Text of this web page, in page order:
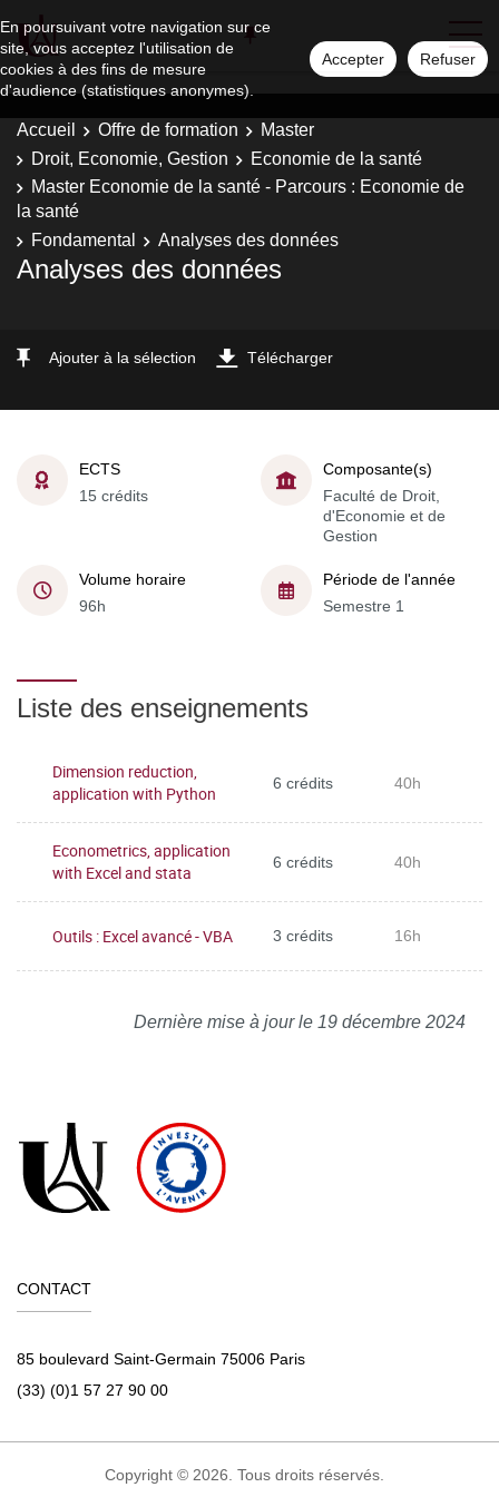
En poursuivant votre navigation sur ce
site, vous acceptez l'utilisation de
cookies à des fins de mesure
d'audience (statistiques anonymes).
Accepter Refuser
Accueil Offre de formation
Master
Droit, Economie, Gestion
Economie de la santé
Master Economie de la santé - Parcours : Economie de
la santé
Fondamental
Analyses des données
Analyses des données
Ajouter à la sélection Télécharger
ECTS
15 crédits
Composante(s)
Faculté de Droit,
d'Economie et de
Gestion
Volume horaire
96h
Période de l'année
Semestre 1
Liste des enseignements
Dimension reduction,
application with Python
6 crédits 40h
Econometrics, application
with Excel and stata
6 crédits 40h
Outils : Excel avancé - VBA 3 crédits 16h
Dernière mise à jour le 19 décembre 2024
CONTACT
85 boulevard Saint-Germain 75006 Paris
(33) (0)1 57 27 90 00
Copyright © 2026. Tous droits réservés.